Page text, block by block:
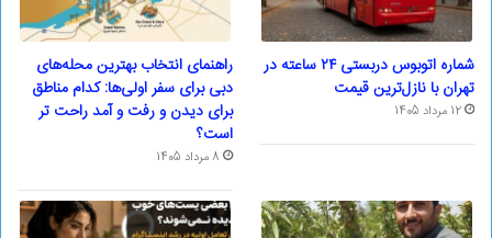
شماره اتوبوس دربستی ۲۴ ساعته در
تهران با نازل‌ترین قیمت
12 مرداد 1405
راهنمای انتخاب بهترین محله‌های
دبی برای سفر اولی‌ها: کدام مناطق
برای دیدن و رفت و آمد راحت تر
است؟
8 مرداد 1405